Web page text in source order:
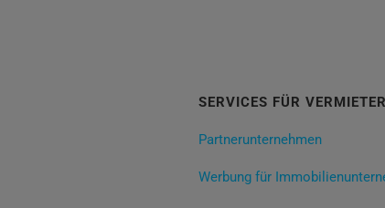
SERVICES FÜR VERMIETER
Partnerunternehmen
Werbung für